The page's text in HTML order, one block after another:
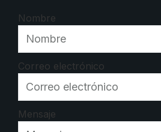
Nombre
Correo electrónico
Mensaje